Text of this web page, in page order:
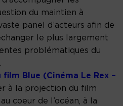
du maintien à
panel d’acteurs afin de
le plus largement
problématiques du
Blue (Cinéma Le Rex –
à la projection du film
coeur de l’océan, à la